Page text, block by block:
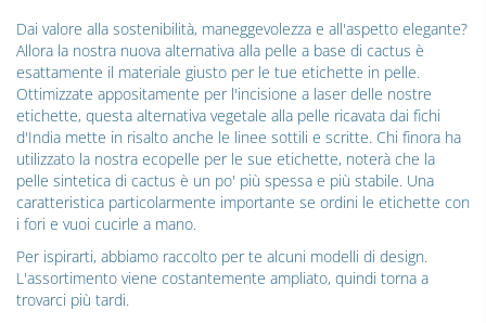
Dai valore alla sostenibilità, maneggevolezza e all'aspetto elegante?
Allora la nostra nuova alternativa alla pelle a base di cactus è
esattamente il materiale giusto per le tue etichette in pelle.
Ottimizzate appositamente per l'incisione a laser delle nostre
etichette, questa alternativa vegetale alla pelle ricavata dai fichi
d'India mette in risalto anche le linee sottili e scritte. Chi finora ha
utilizzato la nostra ecopelle per le sue etichette, noterà che la
pelle sintetica di cactus è un po' più spessa e più stabile. Una
caratteristica particolarmente importante se ordini le etichette con
i fori e vuoi cucirle a mano.
Per ispirarti, abbiamo raccolto per te alcuni modelli di design.
L'assortimento viene costantemente ampliato, quindi torna a
trovarci più tardi.